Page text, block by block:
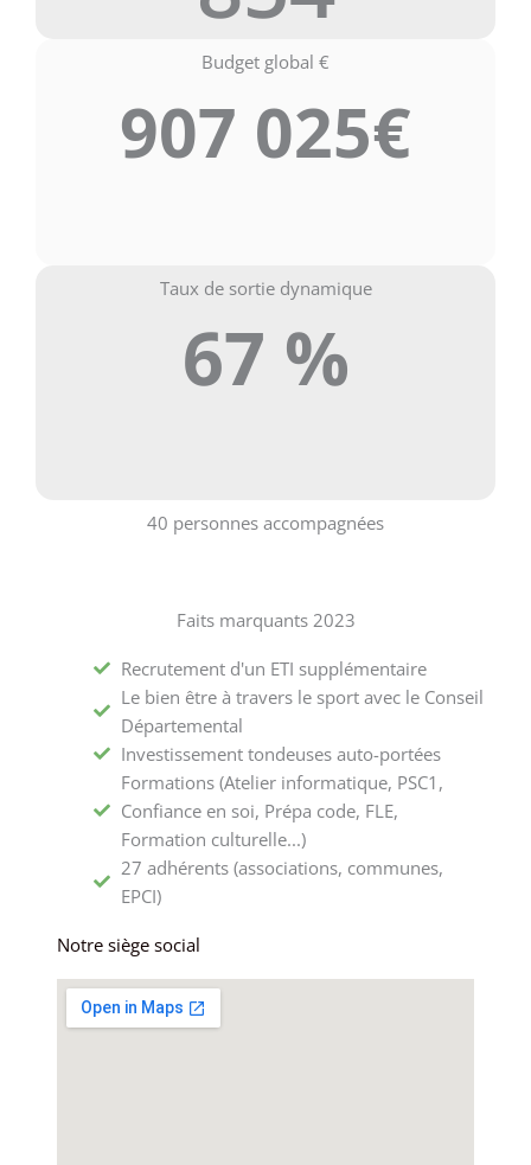
Budget global €
907 025€
Taux de sortie dynamique
67 %
40 personnes accompagnées
Faits marquants 2023
Recrutement d'un ETI supplémentaire
Le bien être à travers le sport avec le Conseil
Départemental
Investissement tondeuses auto-portées
Formations (Atelier informatique, PSC1,
Confiance en soi, Prépa code, FLE,
Formation culturelle...)
27 adhérents (associations, communes,
EPCI)
Notre siège social